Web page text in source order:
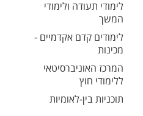
לימודי תעודה ולימודי
המשך
לימודים קדם אקדמיים -
מכינות
המרכז האוניברסיטאי
ללימודי חוץ
תוכניות בין-לאומיות